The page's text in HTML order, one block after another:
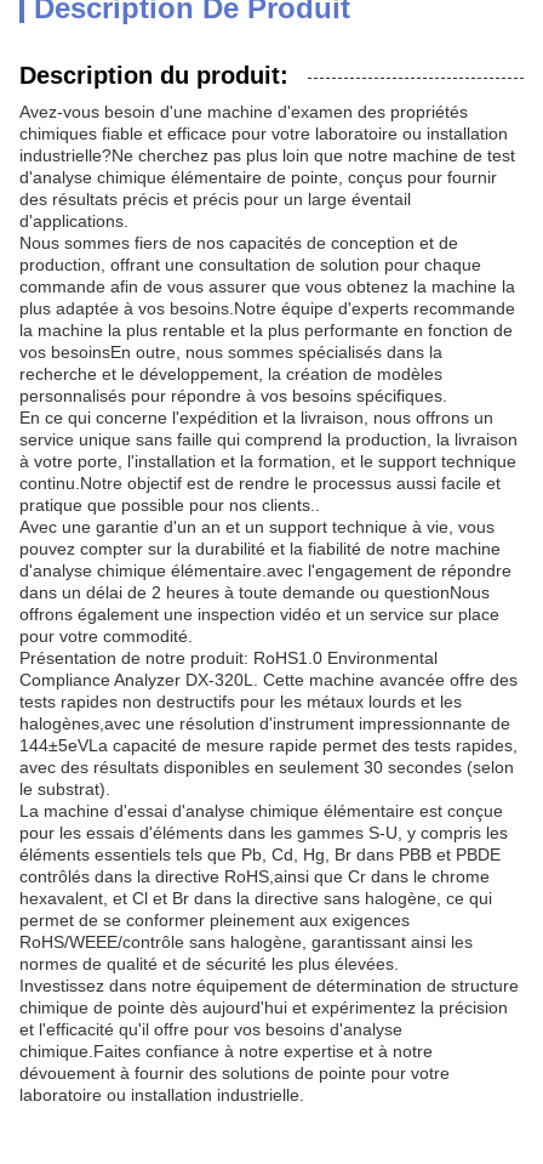
Description De Produit
Description du produit:
Avez-vous besoin d'une machine d'examen des propriétés
chimiques fiable et efficace pour votre laboratoire ou installation
industrielle?Ne cherchez pas plus loin que notre machine de test
d'analyse chimique élémentaire de pointe, conçus pour fournir
des résultats précis et précis pour un large éventail
d'applications.
Nous sommes fiers de nos capacités de conception et de
production, offrant une consultation de solution pour chaque
commande afin de vous assurer que vous obtenez la machine la
plus adaptée à vos besoins.Notre équipe d'experts recommande
la machine la plus rentable et la plus performante en fonction de
vos besoinsEn outre, nous sommes spécialisés dans la
recherche et le développement, la création de modèles
personnalisés pour répondre à vos besoins spécifiques.
En ce qui concerne l'expédition et la livraison, nous offrons un
service unique sans faille qui comprend la production, la livraison
à votre porte, l'installation et la formation, et le support technique
continu.Notre objectif est de rendre le processus aussi facile et
pratique que possible pour nos clients..
Avec une garantie d'un an et un support technique à vie, vous
pouvez compter sur la durabilité et la fiabilité de notre machine
d'analyse chimique élémentaire.avec l'engagement de répondre
dans un délai de 2 heures à toute demande ou questionNous
offrons également une inspection vidéo et un service sur place
pour votre commodité.
Présentation de notre produit: RoHS1.0 Environmental
Compliance Analyzer DX-320L. Cette machine avancée offre des
tests rapides non destructifs pour les métaux lourds et les
halogènes,avec une résolution d'instrument impressionnante de
144±5eVLa capacité de mesure rapide permet des tests rapides,
avec des résultats disponibles en seulement 30 secondes (selon
le substrat).
La machine d'essai d'analyse chimique élémentaire est conçue
pour les essais d'éléments dans les gammes S-U, y compris les
éléments essentiels tels que Pb, Cd, Hg, Br dans PBB et PBDE
contrôlés dans la directive RoHS,ainsi que Cr dans le chrome
hexavalent, et Cl et Br dans la directive sans halogène, ce qui
permet de se conformer pleinement aux exigences
RoHS/WEEE/contrôle sans halogène, garantissant ainsi les
normes de qualité et de sécurité les plus élevées.
Investissez dans notre équipement de détermination de structure
chimique de pointe dès aujourd'hui et expérimentez la précision
et l'efficacité qu'il offre pour vos besoins d'analyse
chimique.Faites confiance à notre expertise et à notre
dévouement à fournir des solutions de pointe pour votre
laboratoire ou installation industrielle.